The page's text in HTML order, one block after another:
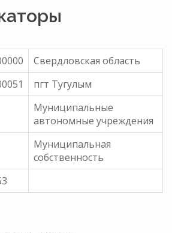
Свердловская область
пгт Тугулым
Муниципальные
автономные учреждения
Муниципальная
собственность